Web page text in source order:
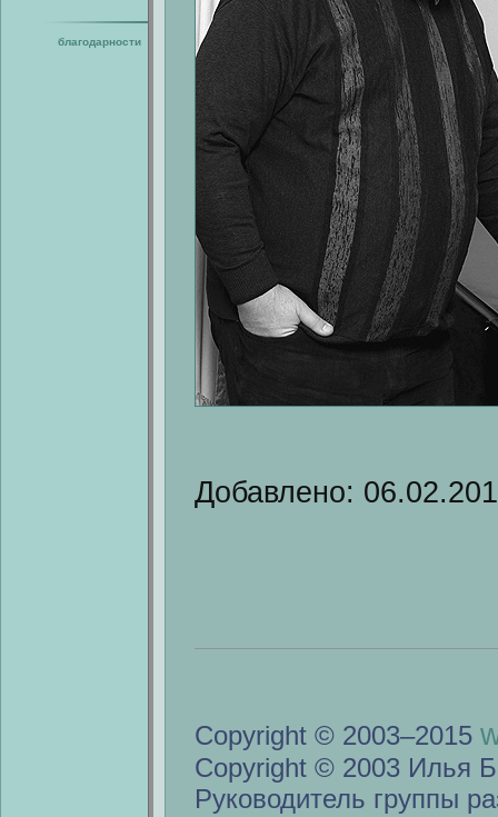
благодарности
Добавлено:
Copyright © 2003–2015
Copyright © 2003 Илья
Руководитель группы